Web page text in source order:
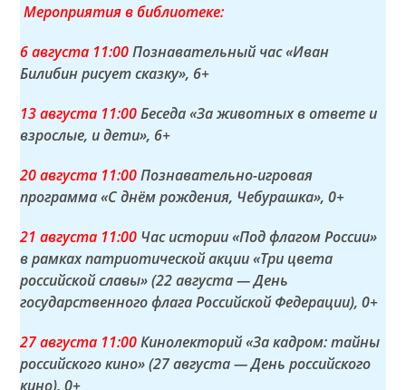
Мероприятия в библиотеке:
6 августа 11:00Познавательный час «Иван
Билибин рисует сказку», 6+
13 августа 11:00Беседа «За животных в ответе и
взрослые, и дети», 6+
20 августа 11:00Познавательно-игровая
программа «С днём рождения, Чебурашка», 0+
21 августа 11:00 Час истории «Под флагом России»
в рамках патриотической акции «Три цвета
российской славы» (22 августа — День
государственного флага Российской Федерации), 0+
27 августа 11:00Кинолекторий «За кадром: тайны
российского кино» (27 августа — День российского
кино), 0+